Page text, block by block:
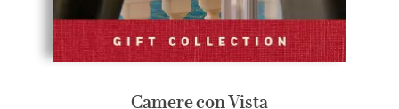
Camere con Vista